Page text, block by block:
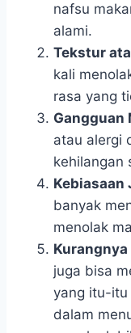
nafsu
alami.
Tekstur
kali
rasa yang
Gangguan
atau alergi
kehilangan
Kebiasaan
banyak
menolak
juga bisa
yang itu-itu
dalam